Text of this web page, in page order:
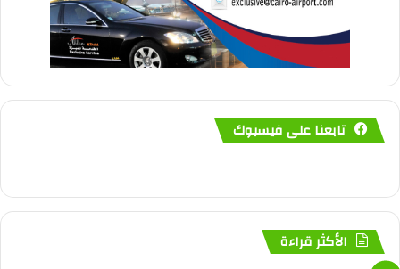
تابعنا على فيسبوك
الأكثر قراءة